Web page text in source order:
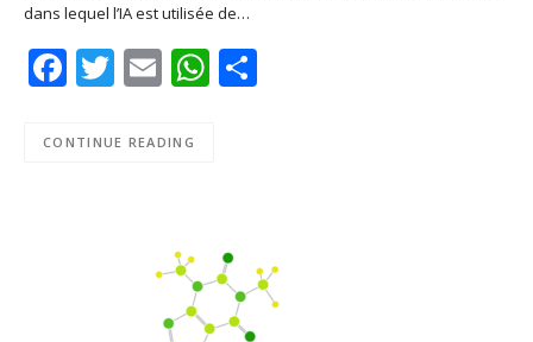
Spotify
RSS FEED
EMBED
dans lequel l’IA est utilisée de…
Facebook
Twitter
EmailWhatsApp
CONTINUE READING